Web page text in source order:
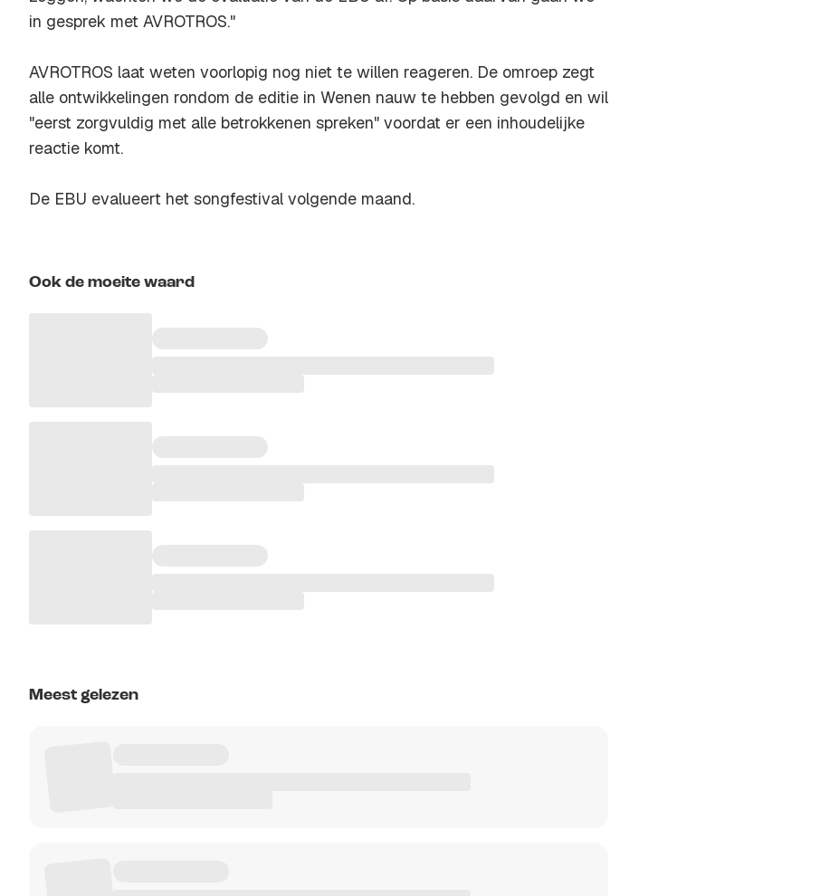
in gesprek met AVROTROS."
AVROTROS laat weten voorlopig nog niet te willen reageren. De omroep zegt
alle ontwikkelingen rondom de editie in Wenen nauw te hebben gevolgd en wil
"eerst zorgvuldig met alle betrokkenen spreken" voordat er een inhoudelijke
reactie komt.
De EBU evalueert het songfestival volgende maand.
Ook de moeite waard
Meest gelezen